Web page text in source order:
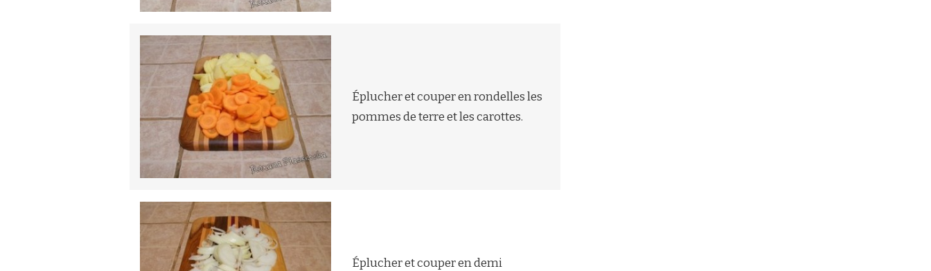
Éplucher et couper en rondelles les
pommes de terre et les carottes.
Éplucher et couper en demi